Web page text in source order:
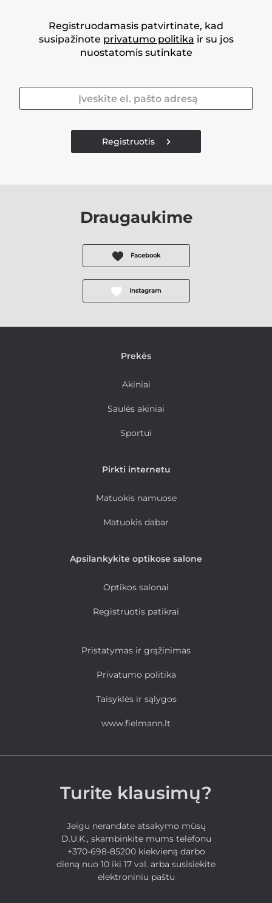
Registruodamasis patvirtinate, kad
susipažinote privatumo politika ir su jos
nuostatomis sutinkate
Registruotis
Draugaukime
Facebook
Instagram
Prekės
Akiniai
Saulės akiniai
Sportui
Pirkti internetu
Matuokis namuose
Matuokis dabar
Apsilankykite optikose salone
Optikos salonai
Registruotis patikrai
Pristatymas ir grąžinimas
Privatumo politika
Taisyklės ir sąlygos
www.fielmann.lt
Turite klausimų?
Jeigu nerandate atsakymo mūsų
D.U.K., skambinkite mums telefonu
+370-698-85200 kiekvieną darbo
dieną nuo 10 iki 17 val. arba susisiekite
elektroniniu paštu